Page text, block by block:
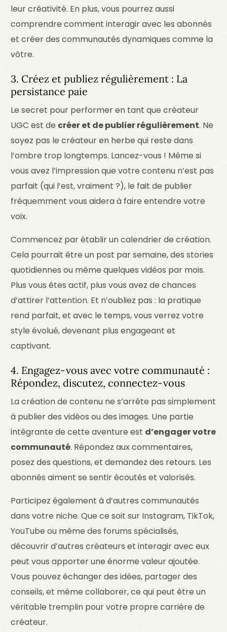
leur créativité. En plus, vous pourrez aussi
comprendre comment interagir avec les abonnés
et créer des communautés dynamiques comme la
vôtre.
3. Créez et publiez régulièrement : La
persistance paie
Le secret pour performer en tant que créateur
UGC est de créer et de publier régulièrement. Ne
soyez pas le créateur en herbe qui reste dans
l’ombre trop longtemps. Lancez-vous ! Même si
vous avez l’impression que votre contenu n’est pas
parfait (qui l’est, vraiment ?), le fait de publier
fréquemment vous aidera à faire entendre votre
voix.
Commencez par établir un calendrier de création.
Cela pourrait être un post par semaine, des stories
quotidiennes ou même quelques vidéos par mois.
Plus vous êtes actif, plus vous avez de chances
d’attirer l’attention. Et n’oubliez pas : la pratique
rend parfait, et avec le temps, vous verrez votre
style évolué, devenant plus engageant et
captivant.
4. Engagez-vous avec votre communauté :
Répondez, discutez, connectez-vous
La création de contenu ne s’arrête pas simplement
à publier des vidéos ou des images. Une partie
intégrante de cette aventure est d’engager votre
communauté. Répondez aux commentaires,
posez des questions, et demandez des retours. Les
abonnés aiment se sentir écoutés et valorisés.
Participez également à d’autres communautés
dans votre niche. Que ce soit sur Instagram, TikTok,
YouTube ou même des forums spécialisés,
découvrir d’autres créateurs et interagir avec eux
peut vous apporter une énorme valeur ajoutée.
Vous pouvez échanger des idées, partager des
conseils, et même collaborer, ce qui peut être un
véritable tremplin pour votre propre carrière de
créateur.